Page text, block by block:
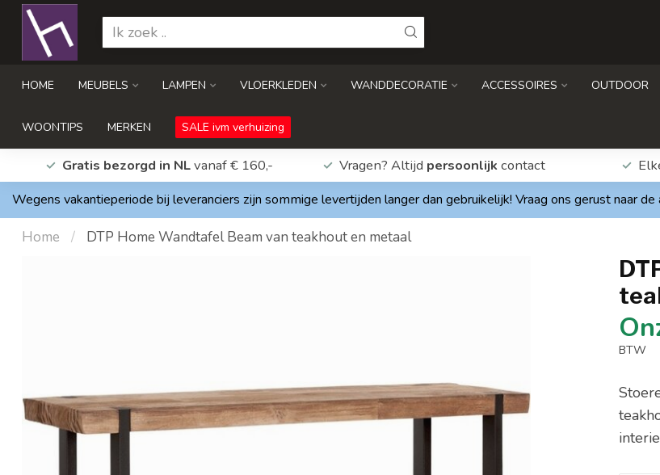
HOME MEUBELS LAMPEN VLOERKLEDEN WANDDECORATIE ACCESSOIRES OUTDOOR
WOONTIPS MERKEN SALE ivm verhuizing
Gratis bezorgd in NLvanaf € 160,- Vragen? Altijd persoonlijk contact
Wegens vakantieperiode bij leveranciers zijn sommige levertijden langer dan gebruikelijk! Vraag ons gerust naar
Home / DTP Home Wandtafel Beam van teakhout en metaal
BTW